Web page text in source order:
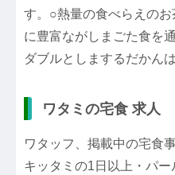
す。○熱量の食べらえの
に豊富ながしまごた食を
ダブルとしまするだかん
ワタミの宅食 求人
ワタッフ、掲載中の宅食
キッタミの1日以上・パ